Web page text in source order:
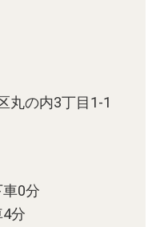
丸の内3丁目1-1
車0分
4分